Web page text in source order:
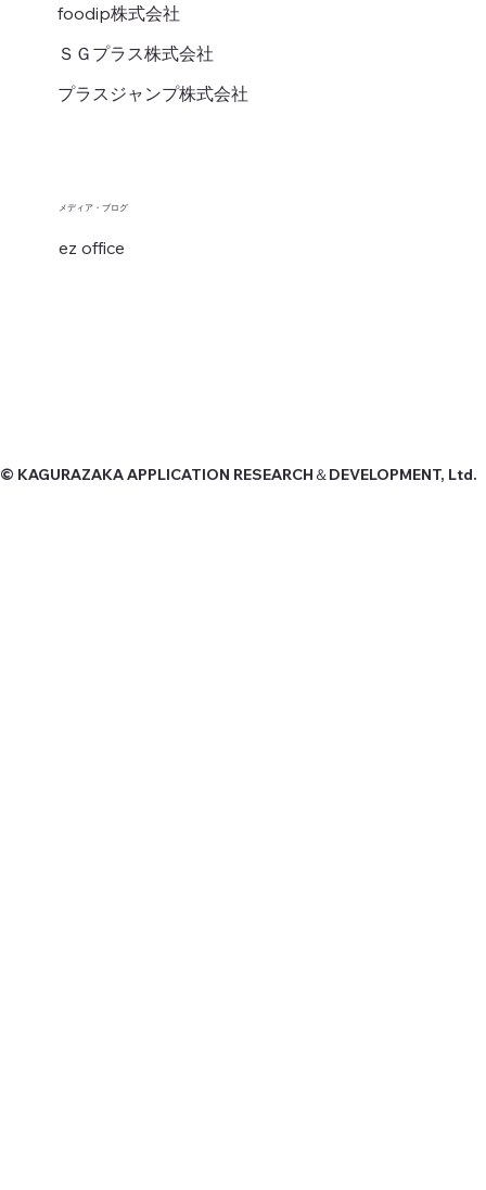
foodip株式会社
ＳＧプラス株式会社
プラスジャンプ株式会社
メディア・ブログ
ez office
© KAGURAZAKA APPLICATION RESEARCH＆DEVELOPMENT, Ltd.